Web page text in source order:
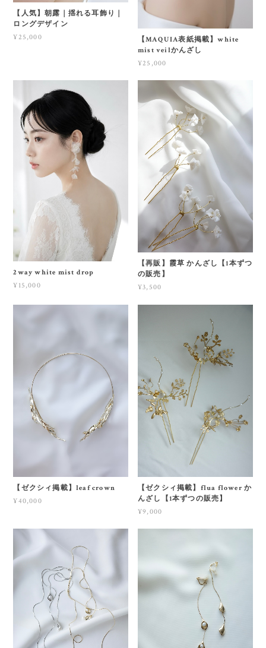
【人気】朝露｜揺れる耳飾り｜
ロングデザイン
¥25,000
【MAQUIA表紙掲載】white
mist veilかんざし
¥25,000
2way white mist drop
¥15,000
【再販】霞草 かんざし【1本ずつ
の販売】
¥3,500
【ゼクシィ掲載】leaf crown
¥40,000
【ゼクシィ掲載】flua flower か
んざし【1本ずつの販売】
¥9,000